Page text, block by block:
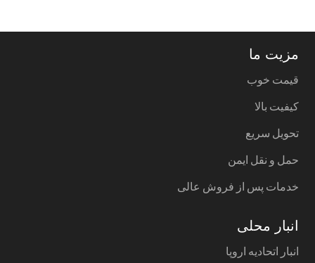
مزیت ما
قیمت خوب
کیفیت بالا
تحویل سریع
حمل و نقل ایمن
خدمات پس از فروش عالی
انبار محلی
انبار اتحادیه اروپا